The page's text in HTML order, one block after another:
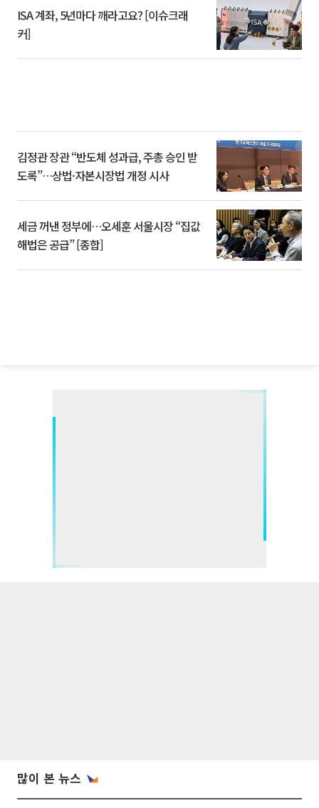
ISA 계좌, 5년마다 깨라고요? [이슈크래
커]
김정관 장관 “반도체 성과급, 주총 승인 받
도록”…상법·자본시장법 개정 시사
세금 꺼낸 정부에…오세훈 서울시장 “집값
해법은 공급” [종합]
많이 본 뉴스